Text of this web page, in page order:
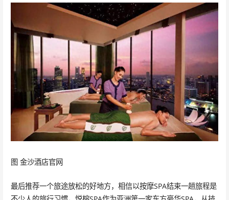
图 金沙酒店官网
最后推荐一个旅途放松的好地方，相信以按摩SPA结束一趟旅程是